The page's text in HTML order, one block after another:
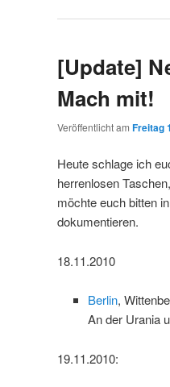
[Update]
Mach mit!
Veröffentlicht am Freitag
Heute schlage ich
herrenlosen
möchte euch bitten
dokumentieren.
18.11.2010
Berlin,
An der Urania
19.11.2010: